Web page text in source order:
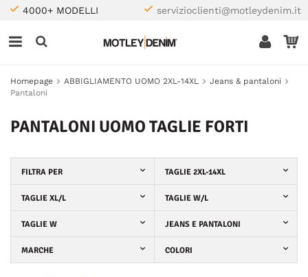
4000+ MODELLI servizioclienti@motleydenim.it
Homepage ABBIGLIAMENTO UOMO 2XL-14XL
Jeans & pantaloni
Pantaloni
PANTALONI UOMO TAGLIE FORTI
FILTRA PER TAGLIE 2XL-14XL
TAGLIE XL/L TAGLIE W/L
TAGLIE W JEANS E PANTALONI
MARCHE COLORI